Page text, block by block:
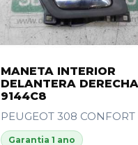
MANETA INTERIOR
DELANTERA DERECHA
9144C8
PEUGEOT 308 CONFORT
Garantia 1 ano